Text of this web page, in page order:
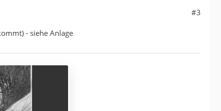
#3
- siehe Anlage